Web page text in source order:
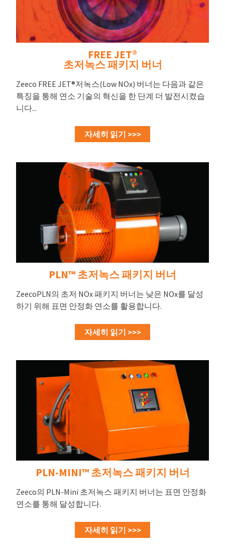
FREE JET®
초저녹스 패키지 버너
Zeeco FREE JET®저녹스(Low NOx) 버너는 다음과 같은
특징을 통해 연소 기술의 혁신을 한 단계 더 발전시켰습
니다...
자세히 읽기 >>>
PLN™ 초저녹스 패키지 버너
ZeecoPLN의 초저 NOx 패키지 버너는 낮은 NOx를 달성
하기 위해 표면 안정화 연소를 활용합니다.
자세히 읽기 >>>
PLN-MINI™ 초저녹스 패키지 버너
Zeeco의 PLN-Mini 초저녹스 패키지 버너는 표면 안정화
연소를 통해 달성합니다.
자세히 읽기 >>>